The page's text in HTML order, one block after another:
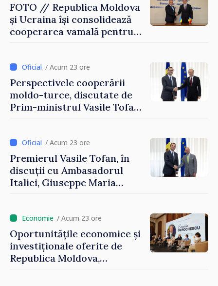
FOTO // Republica Moldova
și Ucraina își consolidează
cooperarea vamală pentru
Reuniune la Moghiliov-
Podolsk
/ Acum 23 ore
Perspectivele cooperării
moldo-turce, discutate de
Prim-ministrul Vasile Tofan
/ Acum 23 ore
Premierul Vasile Tofan, în
discuții cu Ambasadorul
Italiei, Giuseppe Maria
/ Acum 23 ore
Oportunitățile economice și
investiționale oferite de
Republica Moldova,